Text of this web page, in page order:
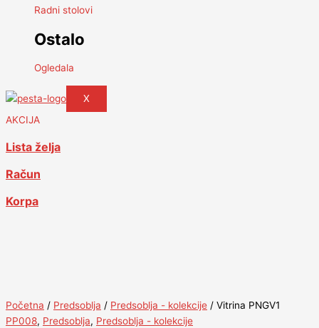
Radni stolovi
Ostalo
Ogledala
X
AKCIJA
Lista želja
Račun
Korpa
Početna / Predsoblja / Predsoblja - kolekcije / Vitrina PNGV1
PP008, Predsoblja, Predsoblja - kolekcije